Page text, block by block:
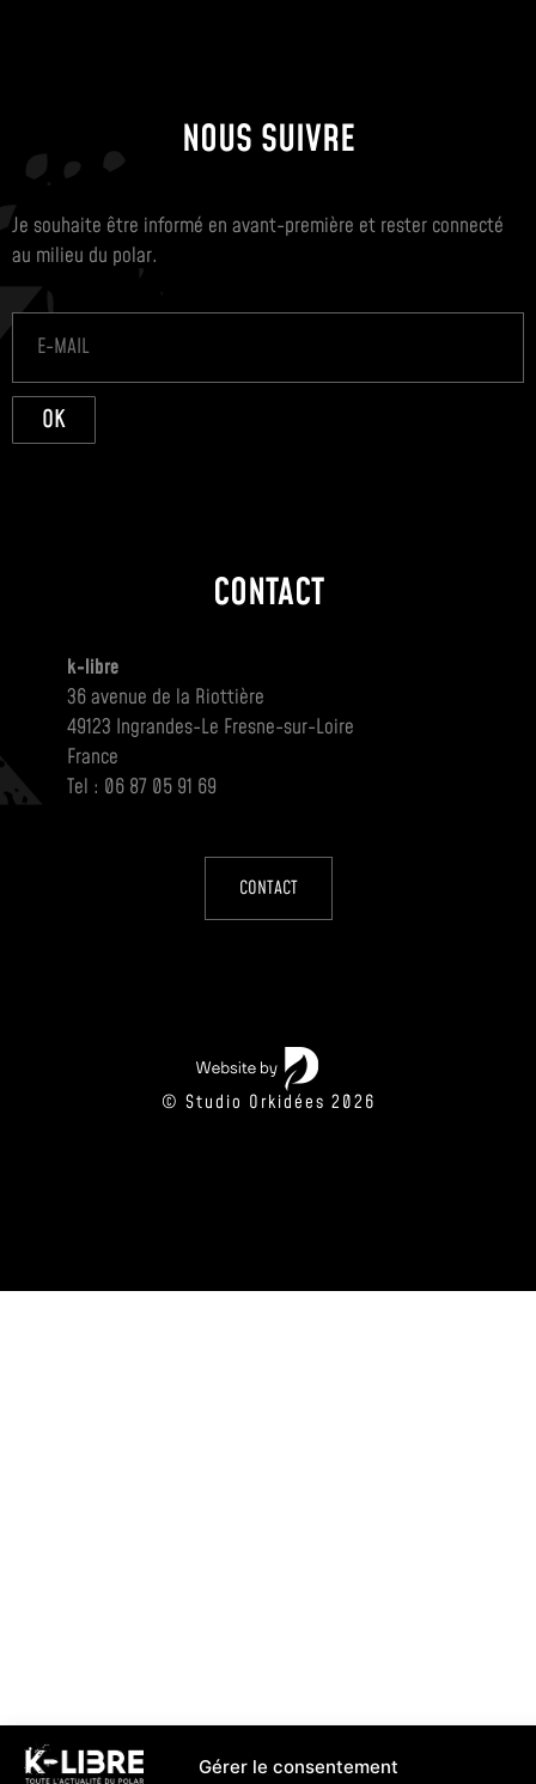
Gérer le consentement
NOUS SUIVRE
Je souhaite être informé en avant-première et rester connecté
au milieu du polar.
OK
CONTACT
k-libre
36 avenue de la Riottière
49123 Ingrandes-Le Fresne-sur-Loire
France
Tel : 06 87 05 91 69
CONTACT
© Studio Orkidées 2026